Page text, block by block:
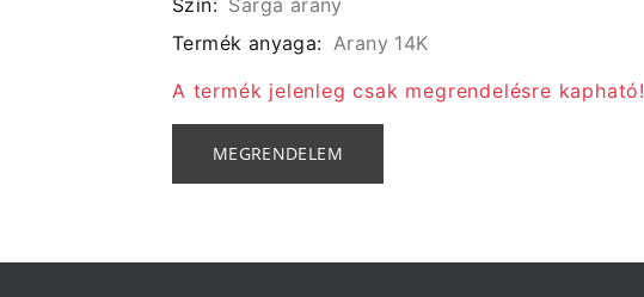
Szín: Sárga arany
Termék anyaga: Arany 14K
A termék jelenleg csak megrendelésre kapható!
MEGRENDELEM